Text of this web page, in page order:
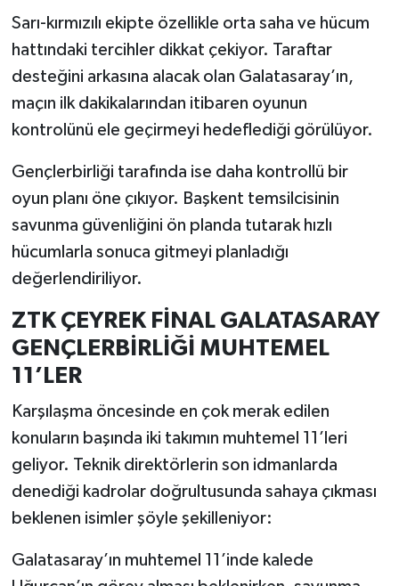
Sarı-kırmızılı ekipte özellikle orta saha ve hücum
hattındaki tercihler dikkat çekiyor. Taraftar
desteğini arkasına alacak olan Galatasaray’ın,
maçın ilk dakikalarından itibaren oyunun
kontrolünü ele geçirmeyi hedeflediği görülüyor.
Gençlerbirliği tarafında ise daha kontrollü bir
oyun planı öne çıkıyor. Başkent temsilcisinin
savunma güvenliğini ön planda tutarak hızlı
hücumlarla sonuca gitmeyi planladığı
değerlendiriliyor.
ZTK ÇEYREK FİNAL GALATASARAY
GENÇLERBİRLİĞİ MUHTEMEL
11’LER
Karşılaşma öncesinde en çok merak edilen
konuların başında iki takımın muhtemel 11’leri
geliyor. Teknik direktörlerin son idmanlarda
denediği kadrolar doğrultusunda sahaya çıkması
beklenen isimler şöyle şekilleniyor:
Galatasaray’ın muhtemel 11’inde kalede